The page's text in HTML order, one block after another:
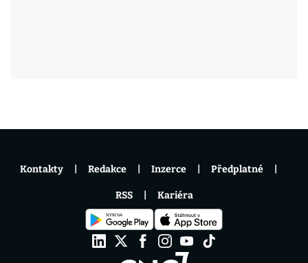
Kontakty Redakce Inzerce Předplatné
RSS Kariéra